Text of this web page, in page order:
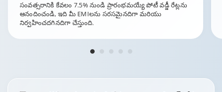
సంవత్సరానికి కేవలం 7.5% నుండి ప్రారంభమయ్యే పోటీ వడ్డీ రేట్లను
ఆనందించండి, ఇది మీ EMIలను సరసమైనదిగా మరియు
నిర్వహించదగినదిగా చేస్తుంది.